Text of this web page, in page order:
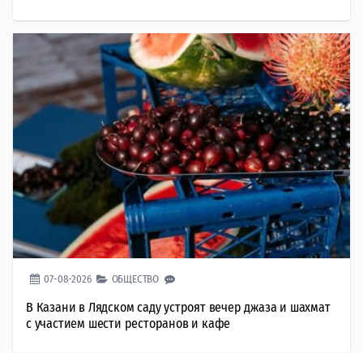
07-08-2026 ОБЩЕСТВО
В Казани в Лядском саду устроят вечер джаза и шахмат
с участием шести ресторанов и кафе